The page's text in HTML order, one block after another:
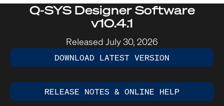
Q-SYS Designer Software
v10.4.1
Released July 30, 2026
DOWNLOAD LATEST VERSION
RELEASE NOTES & ONLINE HELP